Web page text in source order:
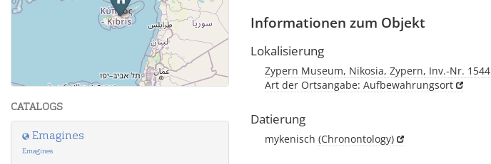
Leaflet| Maps and Data ©OpenStreetMap.
CATALOGS
Emagines
Emagines
Informationen zum Objekt
Lokalisierung
Zypern Museum, Nikosia, Zypern, Inv.-Nr. 1544
Art der Ortsangabe: Aufbewahrungsort
Datierung
mykenisch (Chronontology)